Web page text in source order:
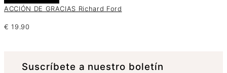
ACCIÓN DE GRACIAS Richard Ford
€ 19.90
Suscrí­bete a nuestro boletín